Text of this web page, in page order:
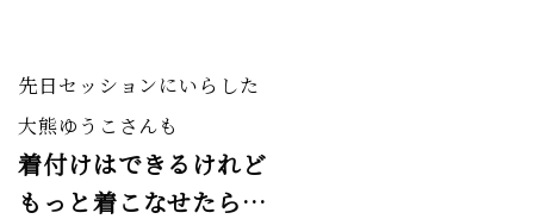
先日セッションにいらした
大熊ゆうこさんも
着付けはできるけれど
もっと着こなせたら…